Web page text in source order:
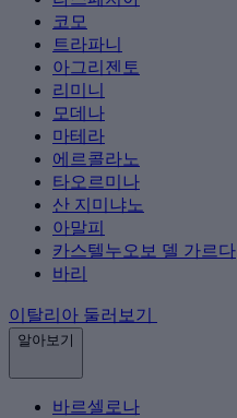
코모
트라파니
아그리젠토
리미니
모데나
마테라
에르콜라노
타오르미나
산 지미냐노
아말피
카스텔누오보 델 가르다
바리
이탈리아 둘러보기
알아보기
바르셀로나